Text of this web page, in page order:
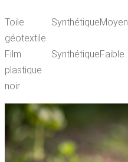
Toile
géotextile
SynthétiqueMoyen
Film
plastique
noir
SynthétiqueFaible